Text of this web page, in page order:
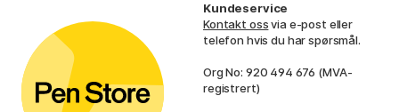
Kundeservice
Kontakt ossvia e-post eller
telefon hvis du har spørsmål.
Org No: 920 494 676 (MVA-
registrert)